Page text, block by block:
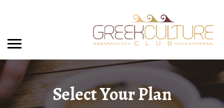
Select Your Plan